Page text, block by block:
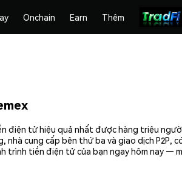
Onchain Earn Thêm
điện tử hiệu quả nhất được hàng triệu
cung cấp bên thứ ba và giao dịch
trình tiền điện tử của bạn ngay hôm nay —